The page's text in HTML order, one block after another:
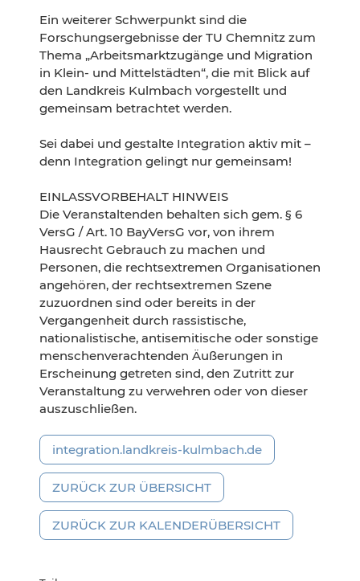
Ein weiterer Schwerpunkt sind die
Forschungsergebnisse der TU Chemnitz zum
Thema „Arbeitsmarktzugänge und Migration
in Klein- und Mittelstädten“, die mit Blick auf
den Landkreis Kulmbach vorgestellt und
gemeinsam betrachtet werden.
Sei dabei und gestalte Integration aktiv mit –
denn Integration gelingt nur gemeinsam!
EINLASSVORBEHALT HINWEIS
Die Veranstaltenden behalten sich gem. § 6
VersG / Art. 10 BayVersG vor, von ihrem
Hausrecht Gebrauch zu machen und
Personen, die rechtsextremen Organisationen
angehören, der rechtsextremen Szene
zuzuordnen sind oder bereits in der
Vergangenheit durch rassistische,
nationalistische, antisemitische oder sonstige
menschenverachtenden Äußerungen in
Erscheinung getreten sind, den Zutritt zur
Veranstaltung zu verwehren oder von dieser
auszuschließen.
integration.landkreis-kulmbach.de
ZURÜCK ZUR ÜBERSICHT
ZURÜCK ZUR KALENDERÜBERSICHT